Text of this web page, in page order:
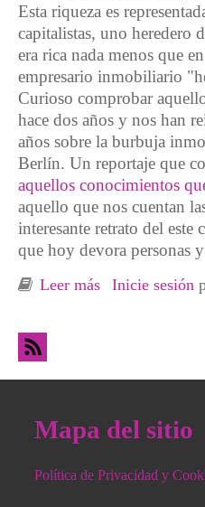
Esta riqueza es
capitalistas, uno heredero
era rica nada menos que
empresario inmobiliario
Curioso comprobar
hace dos años y nos han
años sobre la burbuja
Berlín. Un reportaje que
aquellos conocimientos
aquello que nos cuentan
interesante retrato del este
que hoy devora personas
Leer más sobre
Inicie sesión
Mapa del sitio
Política de Privacidad y